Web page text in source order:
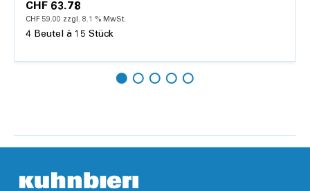
CHF 63.78
CHF 59.00 zzgl. 8.1 % MwSt.
4 Beutel à 15 Stück
Hinzufügen